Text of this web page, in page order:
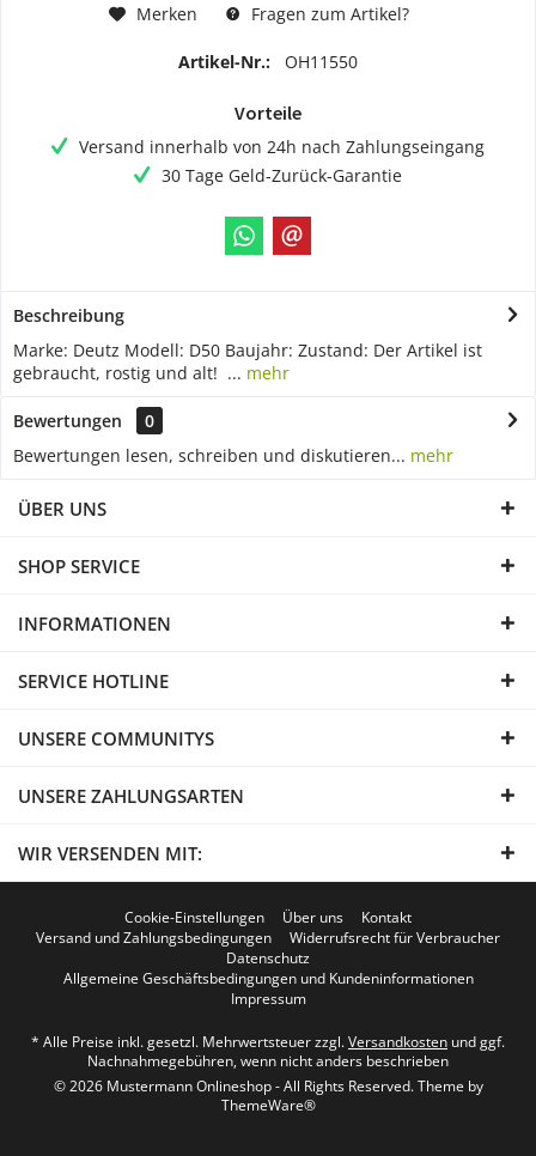
Merken Fragen zum Artikel?
Artikel-Nr.: OH11550
Vorteile
Versand innerhalb von 24h nach Zahlungseingang
30 Tage Geld-Zurück-Garantie
Beschreibung
Marke: Deutz Modell: D50 Baujahr: Zustand: Der Artikel ist
gebraucht, rostig und alt! ... mehr
Bewertungen
0
Bewertungen lesen, schreiben und diskutieren... mehr
ÜBER UNS
SHOP SERVICE
INFORMATIONEN
SERVICE HOTLINE
UNSERE COMMUNITYS
UNSERE ZAHLUNGSARTEN
WIR VERSENDEN MIT:
Cookie-Einstellungen Über uns
Kontakt
Versand und Zahlungsbedingungen
Widerrufsrecht für Verbraucher
Datenschutz
Allgemeine Geschäftsbedingungen und Kundeninformationen
Impressum
* Alle Preise inkl. gesetzl. Mehrwertsteuer zzgl.Versandkosten und ggf.
Nachnahmegebühren, wenn nicht anders beschrieben
© 2026 Mustermann Onlineshop - All Rights Reserved. Theme by
ThemeWare®